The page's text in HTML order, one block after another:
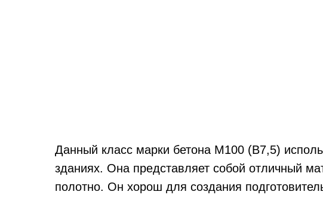
Данный класс марки бетона M100 (В7,5)
зданиях. Она представляет собой отличный
полотно. Он хорош для создания